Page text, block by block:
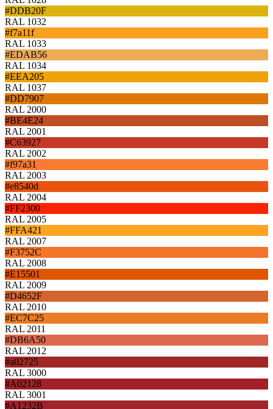
#DDB20F
RAL 1032
#f7a11f
RAL 1033
#EDAB56
RAL 1034
#EEA205
RAL 1037
#DD7907
RAL 2000
#BE4E24
RAL 2001
#C63927
RAL 2002
#f97a31
RAL 2003
#e8540d
RAL 2004
#FF2300
RAL 2005
#FFA421
RAL 2007
#F3752C
RAL 2008
#E15501
RAL 2009
#D4652F
RAL 2010
#EC7C25
RAL 2011
#DB6A50
RAL 2012
#a02725
RAL 3000
#A02128
RAL 3001
#A1232B